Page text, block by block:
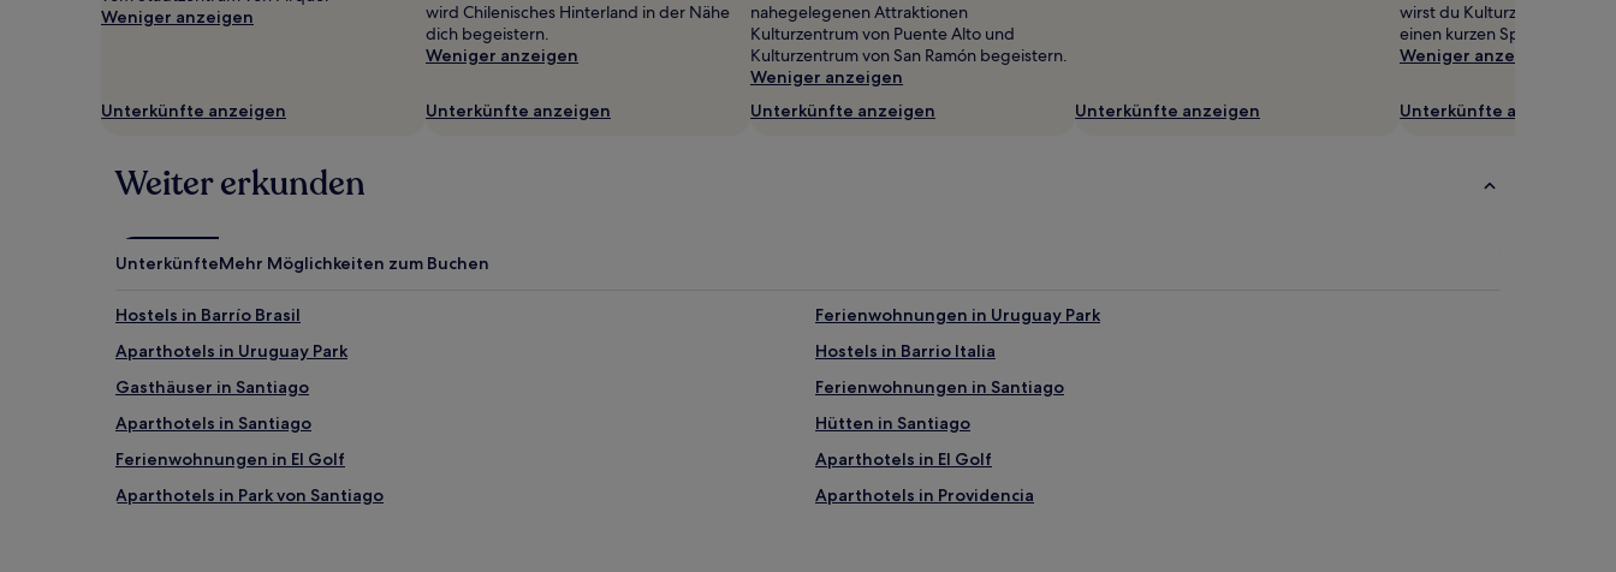
gefunden
Verfügbarkeiten
können
ändern.
Es
zusätzliche
Bedingungen
gelten.
Weniger anzeigen
Unterkünfte anzeigen
wird Chilenisches Hinterland in der Nähe
dich begeistern.
Weniger anzeigen
Unterkünfte anzeigen
nahegelegenen Attraktionen
Kulturzentrum von Puente Alto und
Kulturzentrum von San Ramón begeistern.
Weniger anzeigen
Unterkünfte anzeigen
Unterkünfte anzeigen
wirst du Kulturzentrum
einen kurzen Spaziergang
Weniger anzeigen
Unterkünfte anzeigen
Weiter erkunden
UnterkünfteMehr Möglichkeiten zum Buchen
Hostels in Barrío Brasil
Ferienwohnungen in Uruguay Park
Aparthotels in Uruguay Park
Hostels in Barrio Italia
Gasthäuser in Santiago
Ferienwohnungen in Santiago
Aparthotels in Santiago
Hütten in Santiago
Ferienwohnungen in El Golf
Aparthotels in El Golf
Aparthotels in Park von Santiago
Aparthotels in Providencia